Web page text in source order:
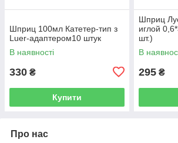
Шприц 100мл Катетер-тип з
Luer-адаптером10 штук
В наявності
330 ₴
Купити
Шприц
иглой
шт.)
В
295 ₴
Про нас